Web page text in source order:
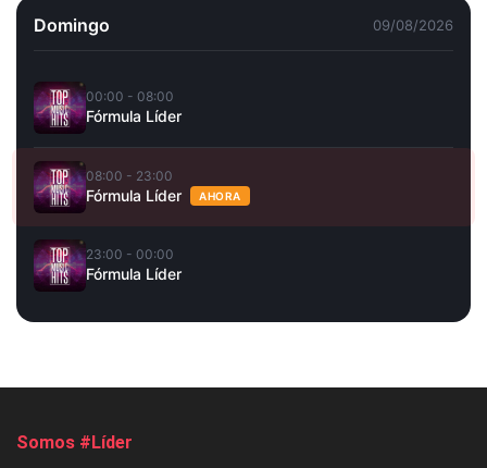
Domingo 09/08/2026
00:00 - 08:00
Fórmula Líder
08:00 - 23:00
Fórmula Líder AHORA
23:00 - 00:00
Fórmula Líder
Somos #Líder